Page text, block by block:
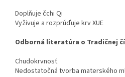
Doplňuje čchi Qi
Vyživuje a rozprúďuje krv XUE
Odborná literatúra o Tradičnej
Chudokrvnosť
Nedostatočná tvorba materského